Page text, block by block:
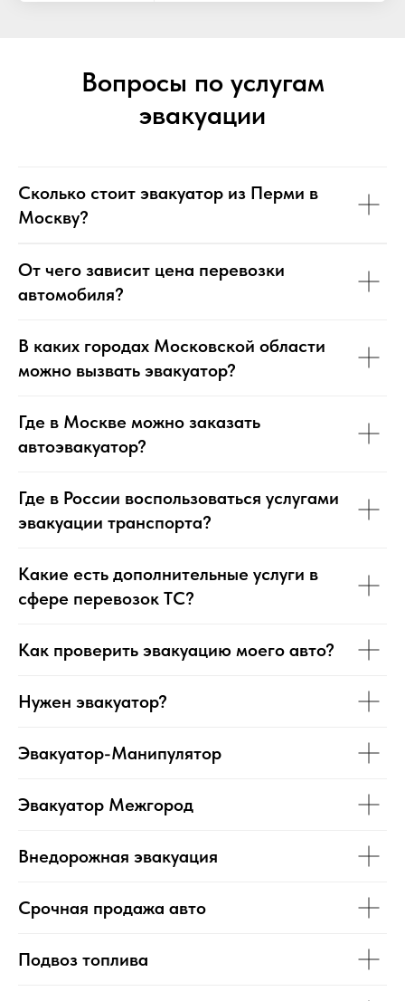
Вопросы по услугам
эвакуации
Сколько стоит эвакуатор из Перми в
Москву?
От чего зависит цена перевозки
автомобиля?
В каких городах Московской области
можно вызвать эвакуатор?
Где в Москве можно заказать
автоэвакуатор?
Где в России воспользоваться услугами
эвакуации транспорта?
Какие есть дополнительные услуги в
сфере перевозок ТС?
Как проверить эвакуацию моего авто?
Нужен эвакуатор?
Эвакуатор-Манипулятор
Эвакуатор Межгород
Внедорожная эвакуация
Срочная продажа авто
Подвоз топлива